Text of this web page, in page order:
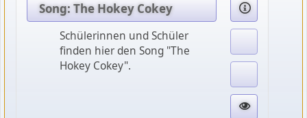
Song: The Hokey Cokey
Schülerinnen und Schüler
finden hier den Song "The
Hokey Cokey".